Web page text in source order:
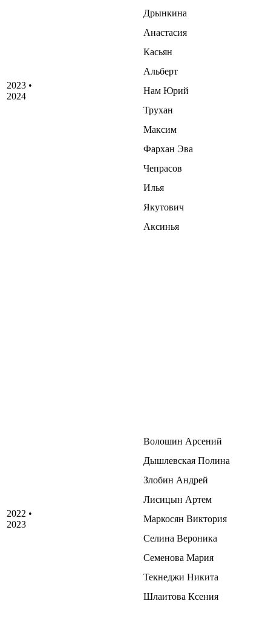
2023 •
2024
Дрынкина
Анастасия
Касьян
Альберт
Нам Юрий
Трухан
Максим
Фархан Эва
Чепрасов
Илья
Якутович
Аксинья
2022 •
2023
Волошин Арсений
Дышлевская Полина
Злобин Андрей
Лисицын Артем
Маркосян Виктория
Селина Вероника
Семенова Мария
Текнеджи Никита
Шлаитова Ксения